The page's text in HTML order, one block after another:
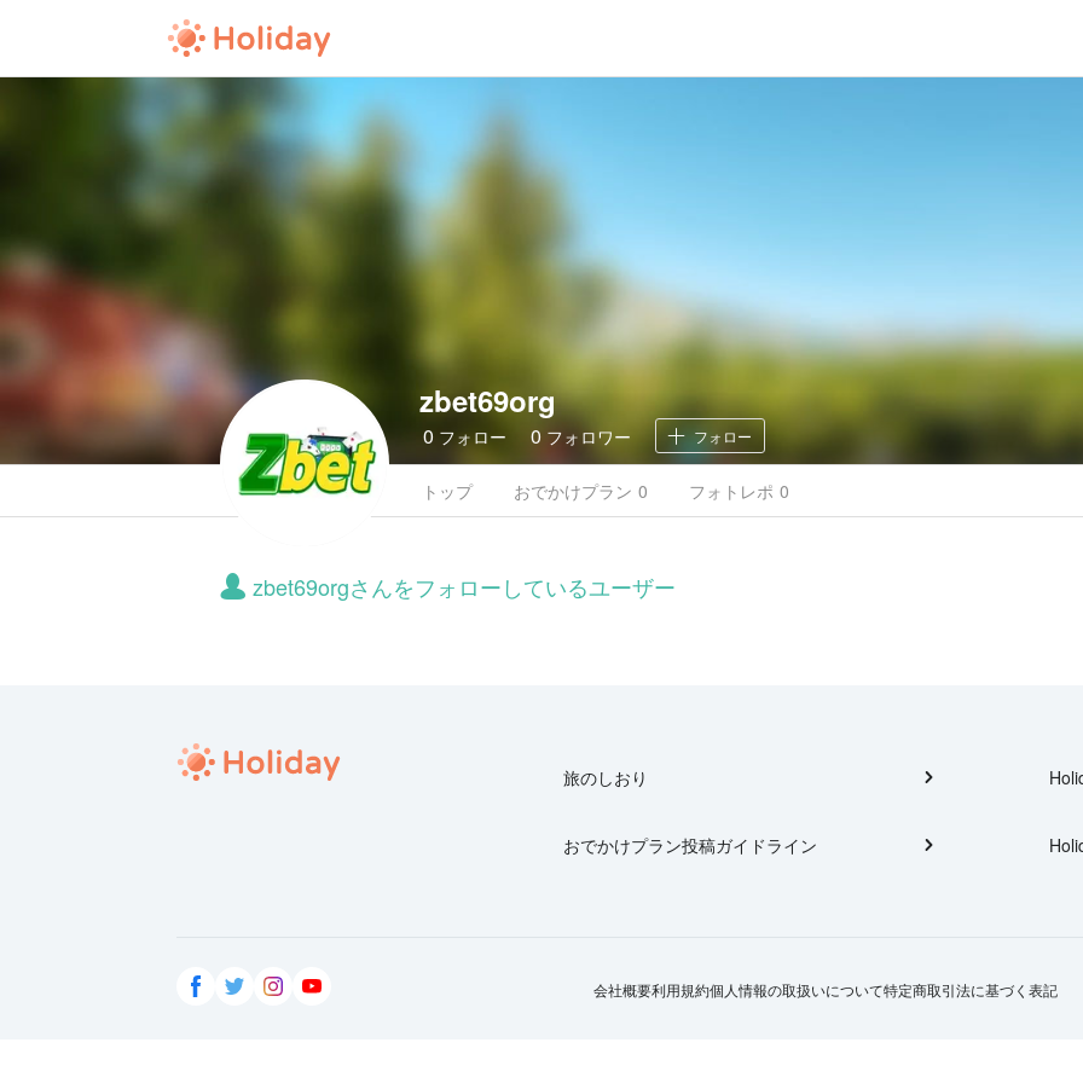
zbet69org
0 フォロー 0 フォロワー フォロー
トップ おでかけプラン 0 フォトレポ 0
zbet69orgさんをフォローしているユーザー
旅のしおり
おでかけプラン投稿ガイドライン
会社概要利用規約個人情報の取扱いについて特定商取引法に基づく表記